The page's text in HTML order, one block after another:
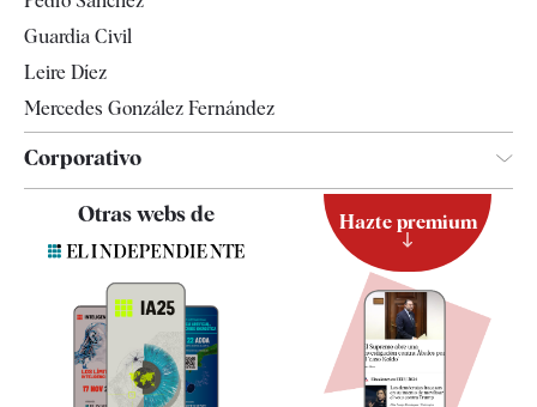
Guardia Civil
Leire Díez
Mercedes González Fernández
Corporativo
Contacto
Quiénes somos
Especificaciones
Otras webs de Hazte premium